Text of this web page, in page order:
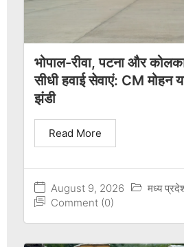
भोपाल-रीवा, पटना और
सीधी हवाई सेवाएं: CM मोहन
झंडी
August 9, 2026
मध्य
Comment (0)
Read More